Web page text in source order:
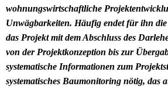
wohnungswirtschaftliche
Unwägbarkeiten. Häufig endet für ihn
das Projekt mit dem Abschluss des
von der Projektkonzeption bis zur
systematische Informationen zum
systematisches Baumonitoring nötig, das